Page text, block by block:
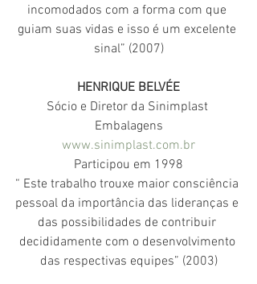
incomodados com a forma com que
guiam suas vidas e isso é um excelente
sinal” (2007)
HENRIQUE BELVÉE
Sócio e Diretor da Sinimplast
Embalagens
www.sinimplast.com.br
Participou em 1998
“ Este trabalho trouxe maior consciência
pessoal da importância das lideranças e
das possibilidades de contribuir
decididamente com o desenvolvimento
das respectivas equipes” (2003)